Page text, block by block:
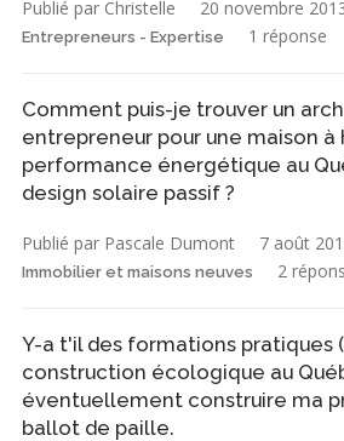
Publié par Christelle 20 novembre
Entrepreneurs - Expertise 1 réponse
Comment puis-je trouver un
entrepreneur pour une maison à
performance énergétique au
design solaire passif ?
Publié par Pascale Dumont 7 août
Immobilier et maisons neuves 2
Y-a t'il des formations pratiques
construction écologique au
éventuellement construire ma
ballot de paille.